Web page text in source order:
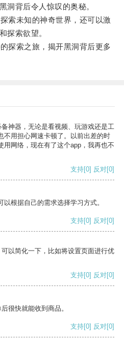
洞背后令人惊叹的奥秘。
未知的神奇世界，还可以激
探索欲望。
索之旅，揭开黑洞背后更多
神器，无论是看视频、玩游戏还是工
不用担心网速卡顿了。以前出差的时
用网络，现在有了这个app，我再也不
支持[0] 反对[0]
根据自己的需求选择学习方式。
支持[0] 反对[0]
以简化一下，比如将设置页面进行优
支持[0] 反对[0]
很快就能收到商品。
支持[0] 反对[0]